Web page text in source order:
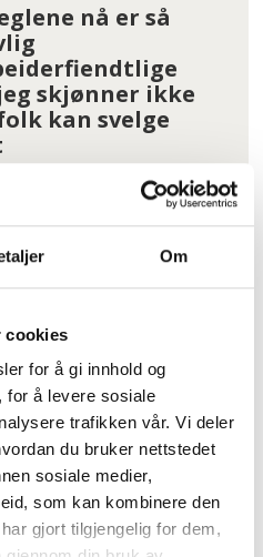
Om
cookies
for å gi innhold og
for å levere sosiale
trafikken vår. Vi deler
du bruker nettstedet
sosiale medier,
som kan kombinere den
gjort tilgjengelig for dem,
nå er så
skjønner ikke
kan svelge
i Oslo
uten
og glemt
Se om du
krav på gratis
å vite det
for å bli enige
Sjekk hele